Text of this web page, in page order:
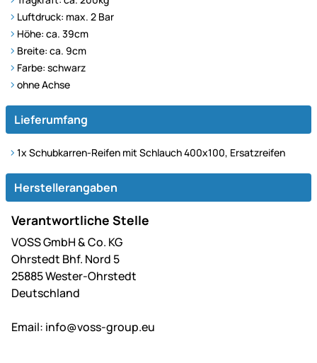
Luftdruck: max. 2 Bar
Höhe: ca. 39cm
Breite: ca. 9cm
Farbe: schwarz
ohne Achse
Lieferumfang
1x Schubkarren-Reifen mit Schlauch 400x100, Ersatzreifen
Herstellerangaben
Verantwortliche Stelle
VOSS GmbH & Co. KG
Ohrstedt Bhf. Nord 5
25885 Wester-Ohrstedt
Deutschland
Email: info@voss-group.eu